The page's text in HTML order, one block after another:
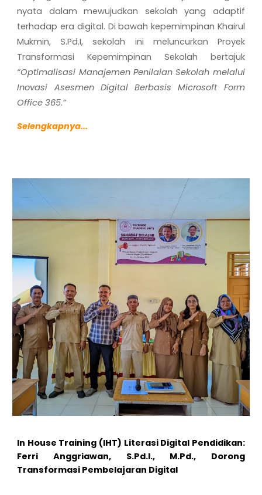
nyata dalam mewujudkan sekolah yang adaptif
terhadap era digital. Di bawah kepemimpinan Khairul
Mukmin, S.Pd.I, sekolah ini meluncurkan Proyek
Transformasi Kepemimpinan Sekolah bertajuk
“Optimalisasi Manajemen Penilaian Sekolah melalui
Inovasi Asesmen Digital Berbasis Microsoft Form
Office 365.”
Selengkapnya...
In House Training (IHT) Literasi Digital Pendidikan:
Ferri Anggriawan, S.Pd.I., M.Pd., Dorong
Transformasi Pembelajaran Digital